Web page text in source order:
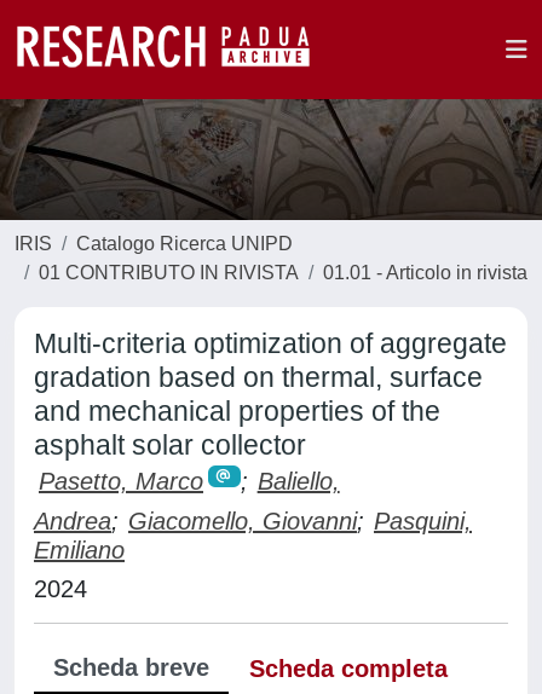
IRIS
Catalogo Ricerca UNIPD
01 CONTRIBUTO IN RIVISTA
01.01 - Articolo in rivista
Multi-criteria optimization of aggregate
gradation based on thermal, surface
and mechanical properties of the
asphalt solar collector
Pasetto, Marco ; Baliello,
Andrea; Giacomello, Giovanni; Pasquini,
Emiliano
2024
Scheda breve
Scheda completa